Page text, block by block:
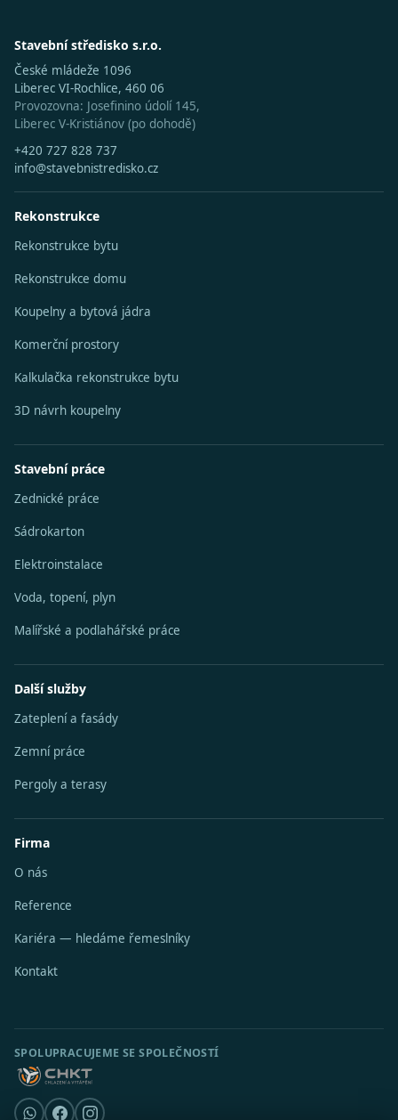
Stavební středisko s.r.o.
České mládeže 1096
Liberec VI-Rochlice, 460 06
Provozovna: Josefinino údolí 145,
Liberec V-Kristiánov (po dohodě)
+420 727 828 737
info@stavebnistredisko.cz
Rekonstrukce
Rekonstrukce bytu
Rekonstrukce domu
Koupelny a bytová jádra
Komerční prostory
Kalkulačka rekonstrukce bytu
3D návrh koupelny
Stavební práce
Zednické práce
Sádrokarton
Elektroinstalace
Voda, topení, plyn
Malířské a podlahářské práce
Další služby
Zateplení a fasády
Zemní práce
Pergoly a terasy
Firma
O nás
Reference
Kariéra — hledáme řemeslníky
Kontakt
SPOLUPRACUJEME SE SPOLEČNOSTÍ